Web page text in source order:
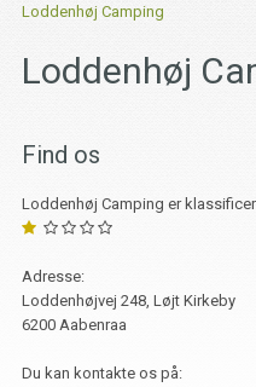
Loddenhøj Camping
Loddenhøj
Find os
Loddenhøj Camping er
Adresse:
Loddenhøjvej 248, Løjt Kirkeby
6200 Aabenraa
Du kan kontakte os på: